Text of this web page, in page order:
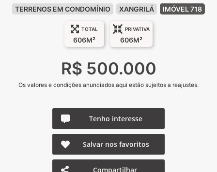
TERRENOS EM CONDOMÍNIO XANGRILÁ IMÓVEL 718
TOTAL
606M²
PRIVATIVA
606M²
R$ 500.000
Os valores e condições anunciados aqui estão sujeitos a reajustes.
Tenho interesse
Salvar nos favoritos
Compartilhar